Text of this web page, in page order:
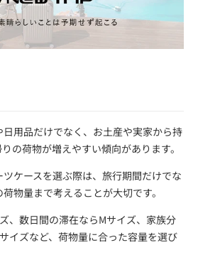
用品だけでなく、お土産や実家から持
の荷物が増えやすい傾向があります。
ケースを選ぶ際は、旅行期間だけでな
物量まで考えることが大切です。
、数日間の滞在ならMサイズ、家族分
イズなど、荷物量に合った容量を選び